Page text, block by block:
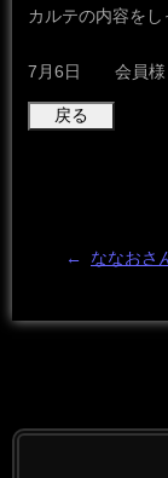
カルテの内容をし
7月6日 会員様
← ななおさ